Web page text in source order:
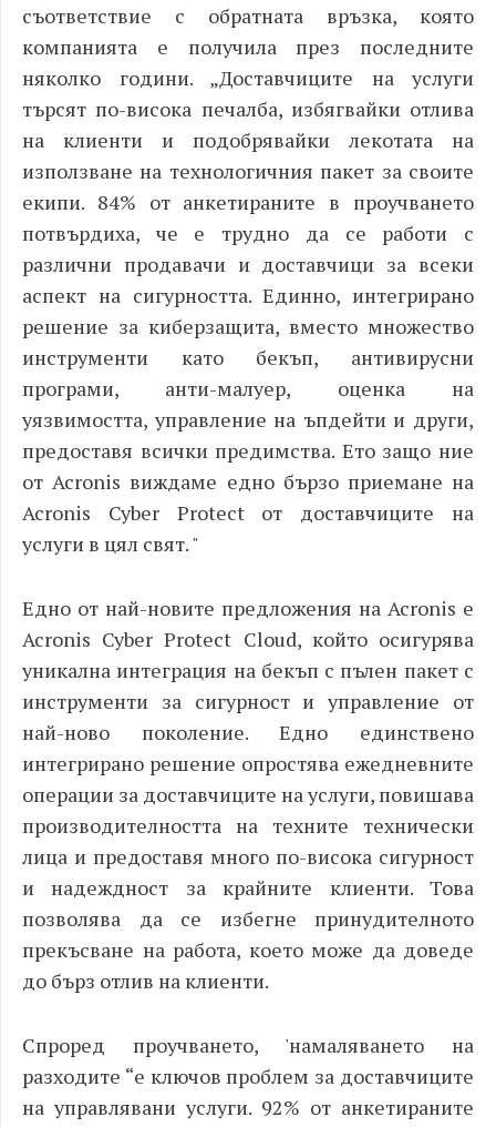
съответствие с обратната връзка, която
компанията е получила през последните
няколко години. „Доставчиците на услуги
търсят по-висока печалба, избягвайки отлива
на клиенти и подобрявайки лекотата на
използване на технологичния пакет за своите
екипи. 84% от анкетираните в проучването
потвърдиха, че е трудно да се работи с
различни продавачи и доставчици за всеки
аспект на сигурността.Единно, интегрирано
решение за киберзащита, вместо множество
инструменти като бекъп, антивирусни
програми, анти-малуер, оценка на
уязвимостта, управление на ъпдейти и други,
предоставя всички предимства. Ето защо ние
от Acronis виждаме едно бързо приемане на
Acronis Cyber Protect от доставчиците на
услуги в цял свят. "
Едно от най-новите предложения на Acronis е
Acronis Cyber Protect Cloud, който осигурява
уникална интеграция на бекъп с пълен пакет с
инструменти за сигурност и управление от
най-ново поколение. Едно единствено
интегрирано решение опростява ежедневните
операции за доставчиците на услуги, повишава
производителността на техните технически
лица и предоставя много по-висока сигурност
и надеждност за крайните клиенти. Това
позволява да се избегне принудителното
прекъсване на работа, което може да доведе
до бърз отлив на клиенти.
Спроред проучването, 'намаляването на
разходите “е ключов проблем за доставчиците
на управлявани услуги. 92% от анкетираните